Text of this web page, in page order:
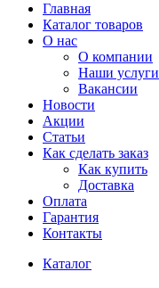
Главная
Каталог товаров
О нас
О компании
Наши услуги
Вакансии
Новости
Акции
Статьи
Как сделать заказ
Как купить
Доставка
Оплата
Гарантия
Контакты
Каталог